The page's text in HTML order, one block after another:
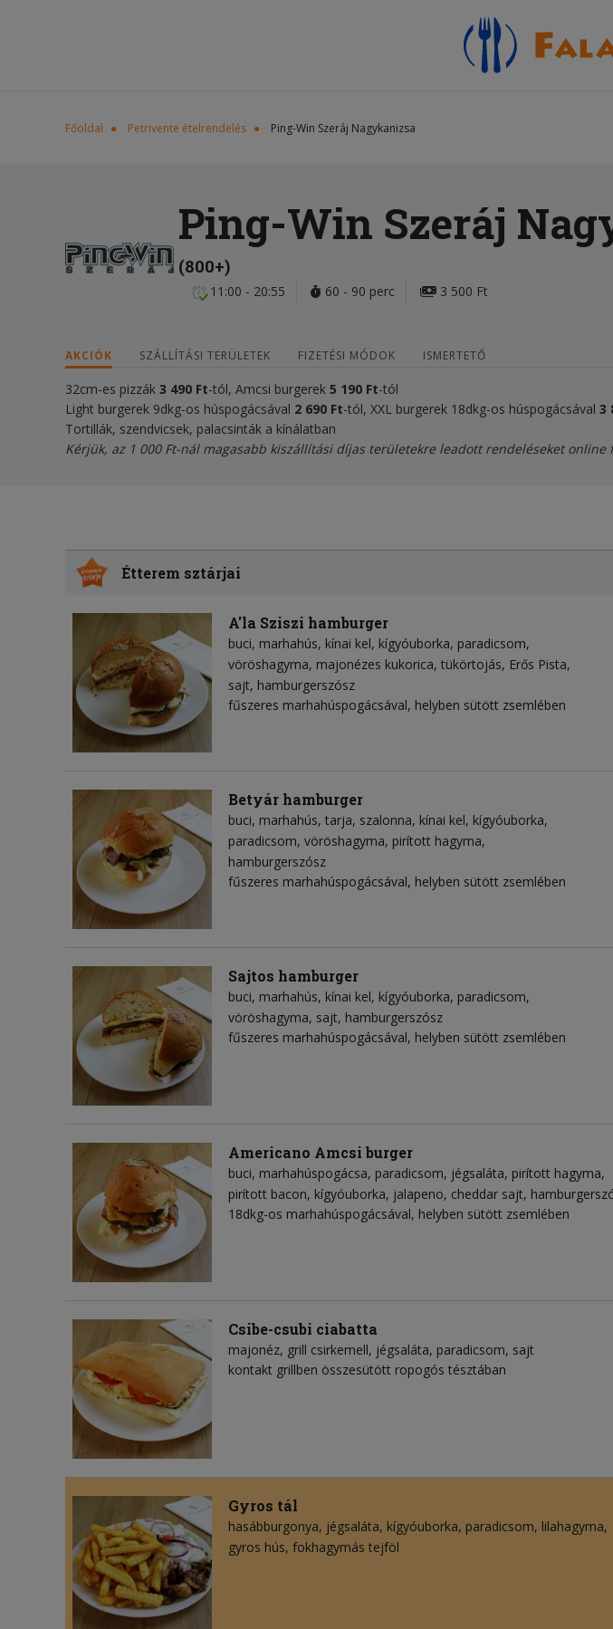
Főoldal Petrivente ételrendelés Ping-Win Szeráj Nagykanizsa
Ping-Win Szeráj
(800+)
11:00 - 20:55 60 - 90 perc 3 500 Ft
AKCIÓK SZÁLLÍTÁSI TERÜLETEK FIZETÉSI MÓDOK ISMERTETŐ
32cm-es pizzák 3 490 Ft-tól, Amcsi burgerek 5 190 Ft-tól
Light burgerek 9dkg-os húspogácsával 2 690 Ft-tól, XXL burgerek 18dkg-os húspogácsával 3
Tortillák, szendvicsek, palacsinták a kínálatban
Kérjük, az 1 000 Ft-nál magasabb kiszállítási díjas területekre leadott rendeléseket online
Étterem sztárjai
A'la Sziszi hamburger
buci marhahús kínai kel kígyóuborka paradicsom
vöröshagyma majonézes kukorica tükörtojás Erős Pista
sajt hamburgerszósz
fűszeres marhahúspogácsával, helyben sütött zsemlében
Betyár hamburger
buci marhahús tarja szalonna kínai kel kígyóuborka
paradicsom vöröshagyma pirított hagyma
hamburgerszósz
fűszeres marhahúspogácsával, helyben sütött zsemlében
Sajtos hamburger
buci marhahús kínai kel kígyóuborka paradicsom
vöröshagyma sajt hamburgerszósz
fűszeres marhahúspogácsával, helyben sütött zsemlében
Americano Amcsi burger
buci marhahúspogácsa paradicsom jégsaláta pirított hagyma
pirított bacon kígyóuborka jalapeno cheddar sajt
18dkg-os marhahúspogácsával, helyben sütött zsemlében
Csibe-csubi ciabatta
majonéz grill csirkemell jégsaláta paradicsom sajt
kontakt grillben összesütött ropogós tésztában
Gyros tál
hasábburgonya jégsaláta kígyóuborka paradicsom lilahagyma
gyros hús fokhagymás tejföl